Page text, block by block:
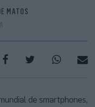
MATOS
de smartphones,